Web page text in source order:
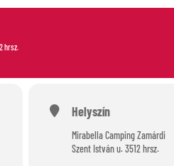
hrsz.
Helyszín
Mirabella Camping Zamárdi
Szent István u. 3512 hrsz.